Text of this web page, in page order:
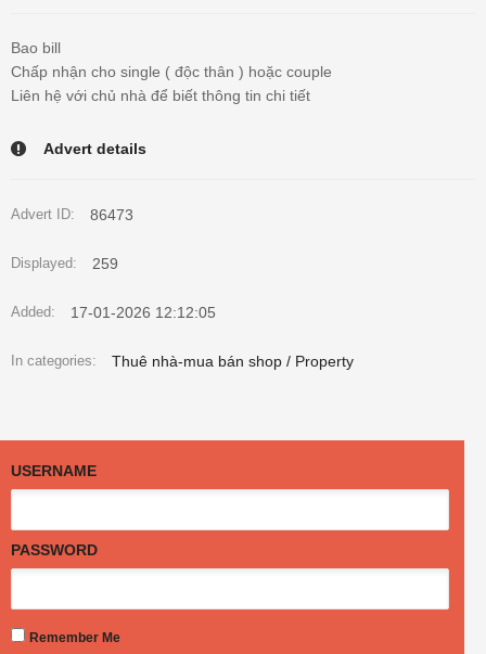
Bao bill
Chấp nhận cho single ( độc thân ) hoặc couple
Liên hệ với chủ nhà để biết thông tin chi tiết
Advert details
Advert ID: 86473
Displayed: 259
Added: 17-01-2026 12:12:05
In categories: Thuê nhà-mua bán shop / Property
USERNAME
PASSWORD
Remember Me